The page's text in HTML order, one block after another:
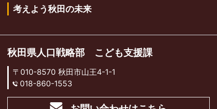
考えよう秋田の未来
秋田県人口戦略部 こども支援課
〒010-8570 秋田市山王4-1-1
018-860-1553